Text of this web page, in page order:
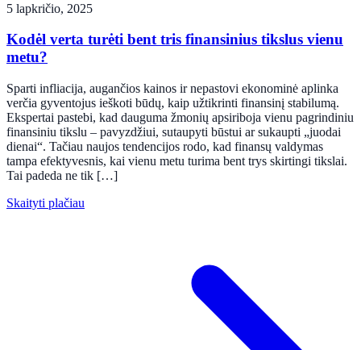
5 lapkričio, 2025
Kodėl verta turėti bent tris finansinius tikslus vienu
metu?
Sparti infliacija, augančios kainos ir nepastovi ekonominė aplinka
verčia gyventojus ieškoti būdų, kaip užtikrinti finansinį stabilumą.
Ekspertai pastebi, kad dauguma žmonių apsiriboja vienu pagrindiniu
finansiniu tikslu – pavyzdžiui, sutaupyti būstui ar sukaupti „juodai
dienai“. Tačiau naujos tendencijos rodo, kad finansų valdymas
tampa efektyvesnis, kai vienu metu turima bent trys skirtingi tikslai.
Tai padeda ne tik […]
Skaityti plačiau